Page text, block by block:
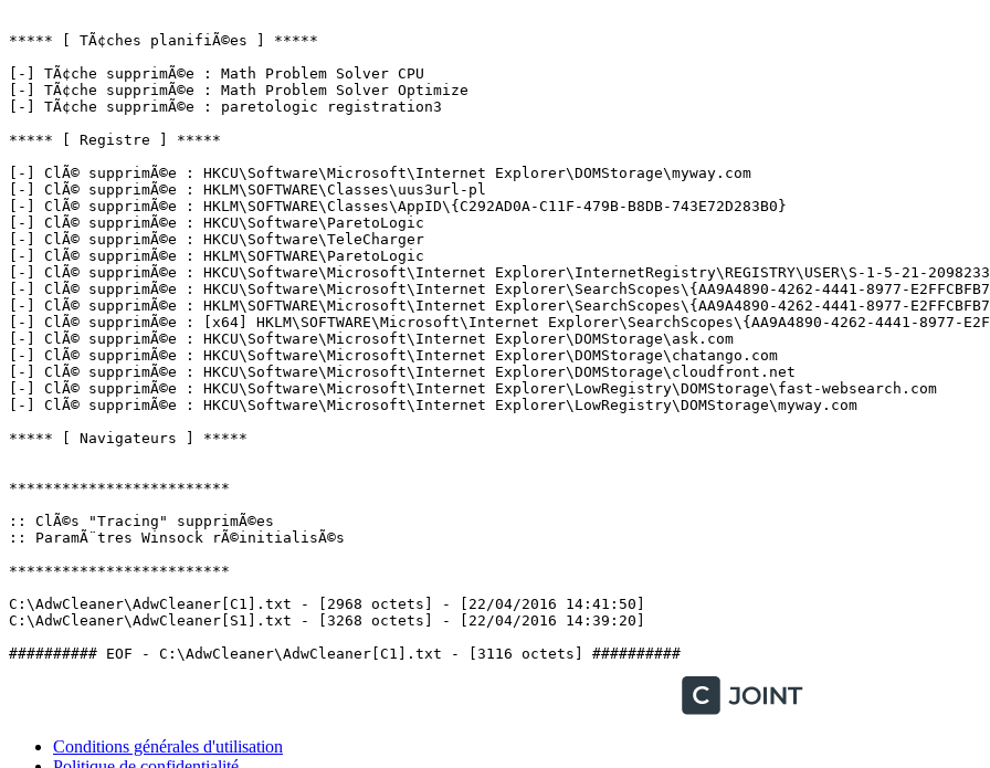
***** [ TÃ¢ches planifiÃ©es ] *****
[-] TÃ¢che supprimÃ©e : Math Problem Solver CPU
[-] TÃ¢che supprimÃ©e : Math Problem Solver Optimize
[-] TÃ¢che supprimÃ©e : paretologic registration3
***** [ Registre ] *****
[-] ClÃ© supprimÃ©e : HKCU\Software\Microsoft\Internet Explorer\DOMStorage\myway.com
[-] ClÃ© supprimÃ©e : HKLM\SOFTWARE\Classes\uus3url-pl
[-] ClÃ© supprimÃ©e : HKLM\SOFTWARE\Classes\AppID\{C292AD0A-C11F-479B-B8DB-743E72D283B0}
[-] ClÃ© supprimÃ©e : HKCU\Software\ParetoLogic
[-] ClÃ© supprimÃ©e : HKCU\Software\TeleCharger
[-] ClÃ© supprimÃ©e : HKLM\SOFTWARE\ParetoLogic
[-] ClÃ© supprimÃ©e : HKCU\Software\Microsoft\Internet Explorer\InternetRegistry\REGISTRY\USER\S-1-5-21-
[-] ClÃ© supprimÃ©e : HKCU\Software\Microsoft\Internet Explorer\SearchScopes\{AA9A4890-4262-4441-8977-
[-] ClÃ© supprimÃ©e : HKLM\SOFTWARE\Microsoft\Internet Explorer\SearchScopes\{AA9A4890-4262-4441-8977-
[-] ClÃ© supprimÃ©e : [x64] HKLM\SOFTWARE\Microsoft\Internet Explorer\SearchScopes\{AA9A4890-4262-4441-8977-
[-] ClÃ© supprimÃ©e : HKCU\Software\Microsoft\Internet Explorer\DOMStorage\ask.com
[-] ClÃ© supprimÃ©e : HKCU\Software\Microsoft\Internet Explorer\DOMStorage\chatango.com
[-] ClÃ© supprimÃ©e : HKCU\Software\Microsoft\Internet Explorer\DOMStorage\cloudfront.net
[-] ClÃ© supprimÃ©e : HKCU\Software\Microsoft\Internet Explorer\LowRegistry\DOMStorage\fast-websearch.com
[-] ClÃ© supprimÃ©e : HKCU\Software\Microsoft\Internet Explorer\LowRegistry\DOMStorage\myway.com
***** [ Navigateurs ] *****
*************************
:: ClÃ©s "Tracing" supprimÃ©es
:: ParamÃ¨tres Winsock rÃ©initialisÃ©s
*************************
C:\AdwCleaner\AdwCleaner[C1].txt - [2968 octets] - [22/04/2016 14:41:50]
C:\AdwCleaner\AdwCleaner[S1].txt - [3268 octets] - [22/04/2016 14:39:20]
Conditions générales d'utilisation